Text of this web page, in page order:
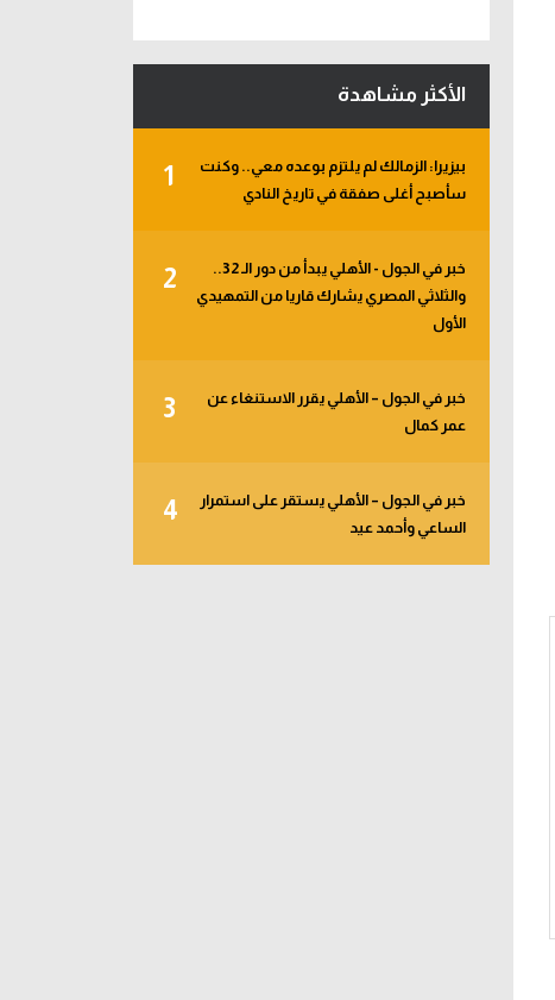
الأكثر مشاهدة
1
بيزيرا: الزمالك لم يلتزم بوعده معي.. وكنت
سأصبح أغلى صفقة في تاريخ النادي
2
خبر في الجول - الأهلي يبدأ من دور الـ 32..
والثلاثي المصري يشارك قاريا من التمهيدي
الأول
3
خبر في الجول – الأهلي يقرر الاستنغاء عن
عمر كمال
4
خبر في الجول – الأهلي يستقر على استمرار
الساعي وأحمد عيد